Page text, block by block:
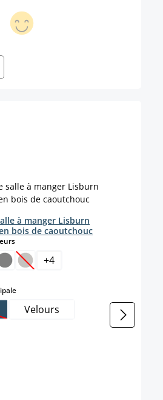
à manger Lisburn
bois de caoutchouc
select
(Cette option n'est pas
+4
select
option n'est pas disponible pour le
Velours